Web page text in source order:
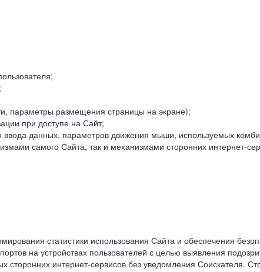
параметры размещения страницы на экране);
при доступе на Сайт;
данных, параметров движения мыши, используемых
самого Сайта, так и механизмами сторонних интернет-
статистики использования Сайта и обеспечения
на устройствах пользователей с целью выявления
сторонних интернет-сервисов без уведомления Соискателя.